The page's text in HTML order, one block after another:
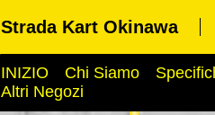
Strada Kart Okinawa
INIZIO Chi Siamo
Altri Negozi